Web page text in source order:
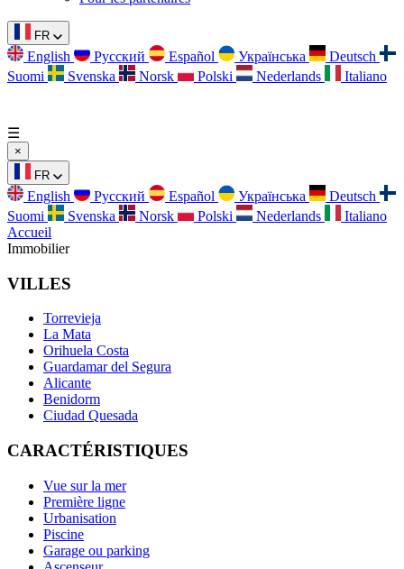
FR
English Русский Español Українська
Deutsch
Suomi
Svenska Norsk Polski Nederlands Italiano
☰
×
FR
English Русский Español Українська
Deutsch
Suomi
Svenska Norsk Polski Nederlands
Italiano
Accueil
Immobilier
VILLES
Torrevieja
La Mata
Orihuela Costa
Guardamar del Segura
Alicante
Benidorm
Ciudad Quesada
CARACTÉRISTIQUES
Vue sur la mer
Première ligne
Urbanisation
Piscine
Garage ou parking